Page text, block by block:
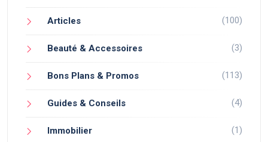
Articles (100)
Beauté & Accessoires (3)
Bons Plans & Promos (113)
Guides & Conseils (4)
Immobilier (1)